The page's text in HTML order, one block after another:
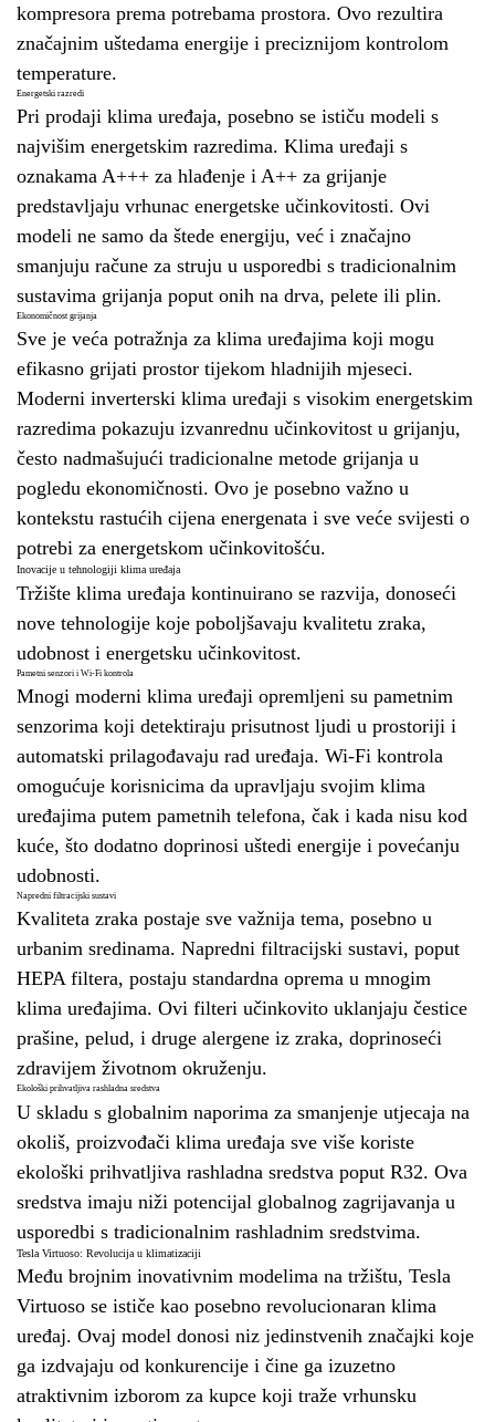
kompresora prema potrebama prostora. Ovo rezultira
značajnim uštedama energije i preciznijom kontrolom
temperature.
Energetski razredi
Pri prodaji klima uređaja, posebno se ističu modeli s
najvišim energetskim razredima. Klima uređaji s
oznakama A+++ za hlađenje i A++ za grijanje
predstavljaju vrhunac energetske učinkovitosti. Ovi
modeli ne samo da štede energiju, već i značajno
smanjuju račune za struju u usporedbi s tradicionalnim
sustavima grijanja poput onih na drva, pelete ili plin.
Ekonomičnost grijanja
Sve je veća potražnja za klima uređajima koji mogu
efikasno grijati prostor tijekom hladnijih mjeseci.
Moderni inverterski klima uređaji s visokim energetskim
razredima pokazuju izvanrednu učinkovitost u grijanju,
često nadmašujući tradicionalne metode grijanja u
pogledu ekonomičnosti. Ovo je posebno važno u
kontekstu rastućih cijena energenata i sve veće svijesti o
potrebi za energetskom učinkovitošću.
Inovacije u tehnologiji klima uređaja
Tržište klima uređaja kontinuirano se razvija, donoseći
nove tehnologije koje poboljšavaju kvalitetu zraka,
udobnost i energetsku učinkovitost.
Pametni senzori i Wi-Fi kontrola
Mnogi moderni klima uređaji opremljeni su pametnim
senzorima koji detektiraju prisutnost ljudi u prostoriji i
automatski prilagođavaju rad uređaja. Wi-Fi kontrola
omogućuje korisnicima da upravljaju svojim klima
uređajima putem pametnih telefona, čak i kada nisu kod
kuće, što dodatno doprinosi uštedi energije i povećanju
udobnosti.
Napredni filtracijski sustavi
Kvaliteta zraka postaje sve važnija tema, posebno u
urbanim sredinama. Napredni filtracijski sustavi, poput
HEPA filtera, postaju standardna oprema u mnogim
klima uređajima. Ovi filteri učinkovito uklanjaju čestice
prašine, pelud, i druge alergene iz zraka, doprinoseći
zdravijem životnom okruženju.
Ekološki prihvatljiva rashladna sredstva
U skladu s globalnim naporima za smanjenje utjecaja na
okoliš, proizvođači klima uređaja sve više koriste
ekološki prihvatljiva rashladna sredstva poput R32. Ova
sredstva imaju niži potencijal globalnog zagrijavanja u
usporedbi s tradicionalnim rashladnim sredstvima.
Tesla Virtuoso: Revolucija u klimatizaciji
Među brojnim inovativnim modelima na tržištu, Tesla
Virtuoso se ističe kao posebno revolucionaran klima
uređaj. Ovaj model donosi niz jedinstvenih značajki koje
ga izdvajaju od konkurencije i čine ga izuzetno
atraktivnim izborom za kupce koji traže vrhunsku